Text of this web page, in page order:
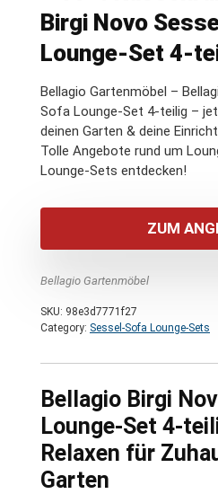
Birgi Novo
Lounge-Set 4-
Bellagio Gartenmöbel –
Sofa Lounge-Set 4-teilig –
deinen Garten & deine
Tolle Angebote rund um
Lounge-Sets entdecken!
ZUM
Bellagio Gartenmöbel
SKU: 98e3d7771f27
Category: Sessel-Sofa Lounge-Sets
Bellagio Birgi
Lounge-Set 4-
Relaxen für
Garten